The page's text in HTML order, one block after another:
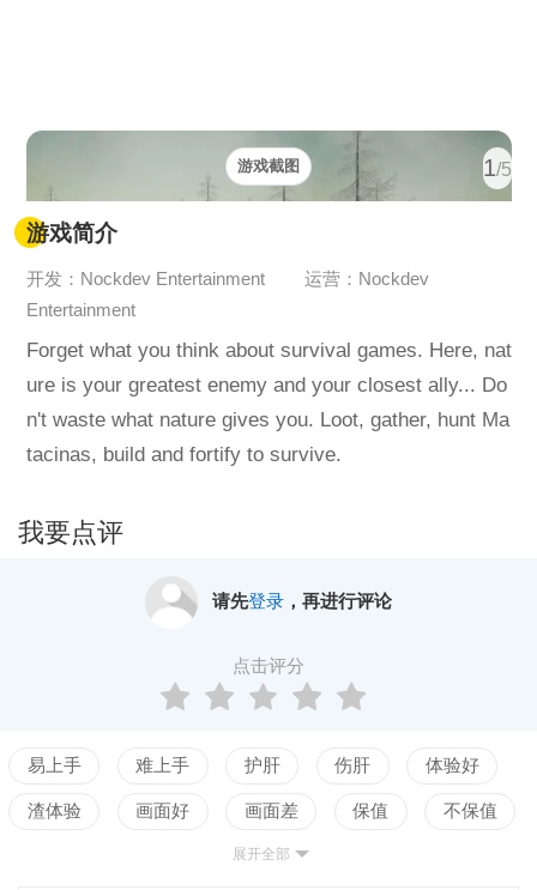
1/5
游戏截图
游戏简介
开发：Nockdev Entertainment
运营：Nockdev
Entertainment
Forget what you think about survival games. Here, nat
ure is your greatest enemy and your closest ally... Do
n't waste what nature gives you. Loot, gather, hunt Ma
tacinas, build and fortify to survive.
我要点评
请先登录，再进行评论
点击评分
易上手 难上手 护肝 伤肝 体验好
渣体验 画面好 画面差 保值 不保值
测试
展开全部